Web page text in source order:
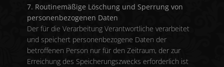
7. Routinemäßige Löschung und Sperrung von
personenbezogenen Daten
Der für die Verarbeitung Verantwortliche verarbeitet
und speichert personenbezogene Daten der
betroffenen Person nur für den Zeitraum, der zur
Erreichung des Speicherungszwecks erforderlich ist